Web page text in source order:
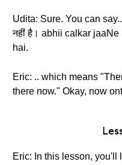
Udita: Sure. You can say..
नहीं है। abhii calkar
hai.
Eric: .. which means
there now." Okay, now
Eric: In this lesson, you'll